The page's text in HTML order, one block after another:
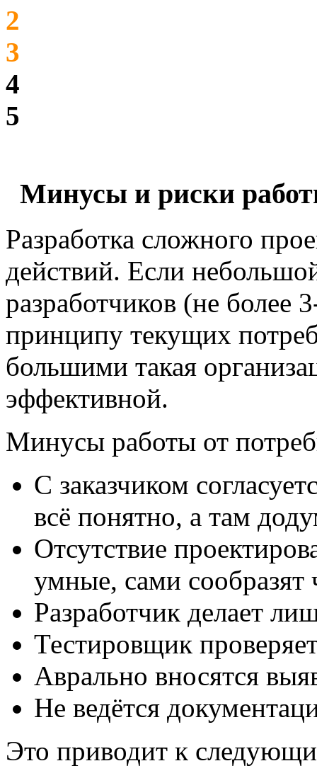
2
3
4
5
Минусы и риски
Разработка сложного
действий. Если
разработчиков (не более
принципу текущих
большими такая
эффективной.
Минусы работы от
С заказчиком
всё понятно, а там
Отсутствие
умные, сами сообразят
Разработчик делает
Тестировщик
Аврально вносятся
Не ведётся
Это приводит к